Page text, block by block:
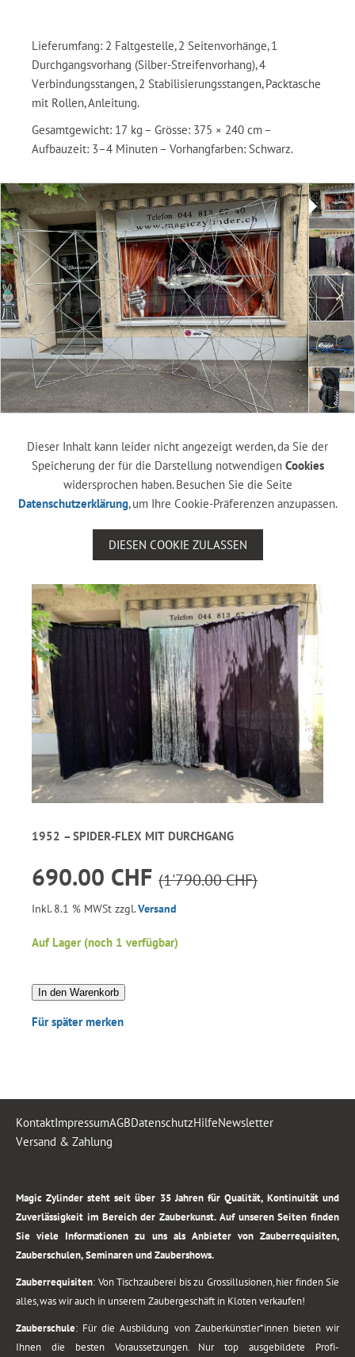
Lieferumfang: 2 Faltgestelle, 2 Seitenvorhänge, 1
Durchgangsvorhang (Silber-Streifenvorhang), 4
Verbindungsstangen, 2 Stabilisierungsstangen, Packtasche
mit Rollen, Anleitung.
Gesamtgewicht: 17 kg – Grösse: 375 × 240 cm –
Aufbauzeit: 3–4 Minuten – Vorhangfarben: Schwarz.
Dieser Inhalt kann leider nicht angezeigt werden, da Sie der
Speicherung der für die Darstellung notwendigen Cookies
widersprochen haben. Besuchen Sie die Seite
Datenschutzerklärung, um Ihre Cookie-Präferenzen anzupassen.
DIESEN COOKIE ZULASSEN
1952 – SPIDER-FLEX MIT DURCHGANG
690.00 CHF (1'790.00 CHF)
Inkl. 8.1 % MWSt zzgl.Versand
Auf Lager (noch 1 verfügbar)
In den Warenkorb
Für später merken
KontaktImpressumAGBDatenschutzHilfeNewsletter
Versand & Zahlung
Magic Zylinder steht seit über 35 Jahren für Qualität, Kontinuität und
Zuverlässigkeit im Bereich der Zauberkunst. Auf unseren Seiten finden
Sie viele Informationen zu uns als Anbieter von Zauberrequisiten,
Zauberschulen, Seminaren und Zaubershows.
Zauberrequisiten: Von Tischzauberei bis zu Grossillusionen, hier finden Sie
alles, was wir auch in unserem Zaubergeschäft in Kloten verkaufen!
Zauberschule: Für die Ausbildung von Zauberkünstler*innen bieten wir
Ihnen die besten Voraussetzungen. Nur top ausgebildete Profi-